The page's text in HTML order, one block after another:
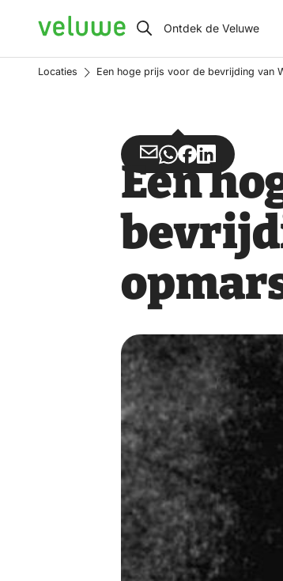
Veluwe Ontdek de Veluwe
Locaties Een hoge prijs voor de bevrijding van
Deel
via
Deel
via
WhatsApp
Deel
op
Facebook
Deel
op
LinkedIn
Een